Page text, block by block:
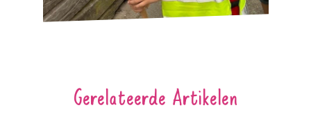
Gerelateerde Artikelen